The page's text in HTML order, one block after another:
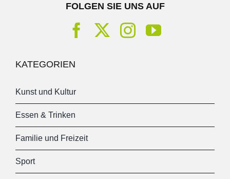
FOLGEN SIE UNS AUF
KATEGORIEN
Kunst und Kultur
Essen & Trinken
Familie und Freizeit
Sport